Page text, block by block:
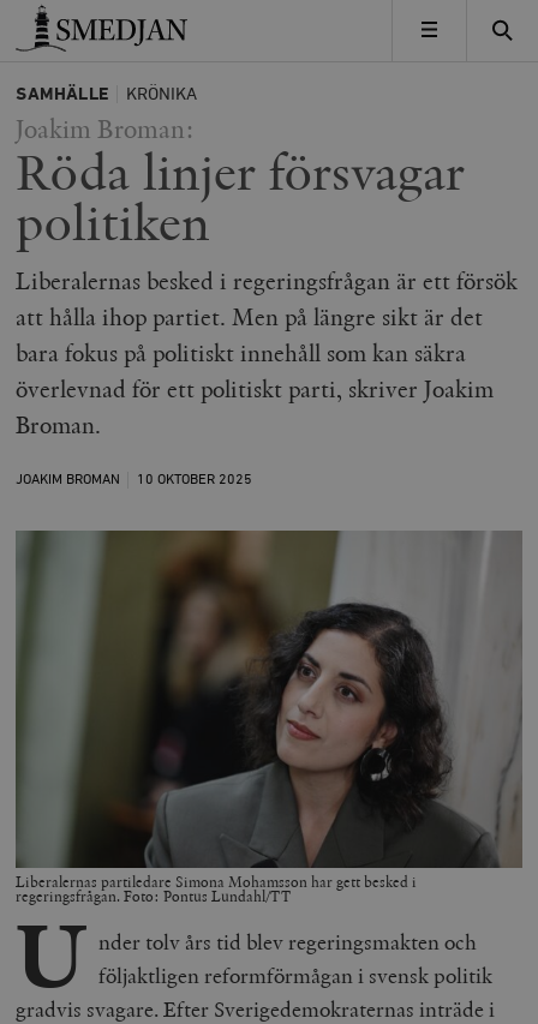
Timbro
MENY
SAMHÄLLE KRÖNIKA
Joakim Broman:
Röda linjer försvagar
politiken
Liberalernas besked i regeringsfrågan är ett försök
att hålla ihop partiet. Men på längre sikt är det
bara fokus på politiskt innehåll som kan säkra
överlevnad för ett politiskt parti, skriver Joakim
Broman.
JOAKIM BROMAN 10 OKTOBER 2025
Liberalernas partiledare Simona Mohamsson har gett besked i
regeringsfrågan. Foto: Pontus Lundahl/TT
U nder tolv års tid blev regeringsmakten och
följaktligen reformförmågan i svensk politik
gradvis svagare. Efter Sverigedemokraternas inträde i